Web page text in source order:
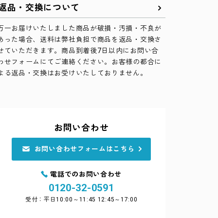
品・交換について
一お届けいたしました商品が破損・汚損・不良が
った場合、送料は弊社負担で商品を返品・交換さ
ていただきます。商品到着後7日以内にお問い合
せフォームにてご連絡ください。お客様の都合に
る返品・交換はお受けいたしておりません。
お問い合わせ
お問い合わせフォームはこちら
電話でのお問い合わせ
0120-32-0591
受付：平日10:00～11:45 12:45～17:00